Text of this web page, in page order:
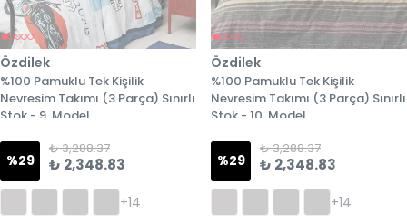
Özdilek
%100 Pamuklu Tek Kişilik
Nevresim Takımı (3 Parça) Sınırlı
Stok - 9. Model
%29
₺ 3,288.37
₺ 2,348.83
+14
Özdilek
%100 Pamuklu Tek Kişilik
Nevresim Takımı (3 Parça) Sınırlı
Stok - 10. Model
%29
₺ 3,288.37
₺ 2,348.83
+14